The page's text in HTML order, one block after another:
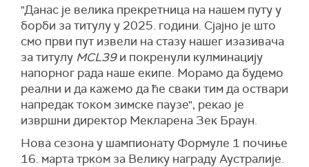
"Данас је велика прекретница на нашем путу у
борби за титулу у 2025. години. Сјајно је што
смо први пут извели на стазу нашег изазивача
за титулу MCL39и покренули кулминацију
напорног рада наше екипе. Морамо да будемо
реални и да кажемо да ће сваки тим да оствари
напредак током зимске паузе", рекао је
извршни директор Мекларена Зек Браун.
Нова сезона у шампионату Формуле 1 почиње
16. марта трком за Велику награду Аустралије.